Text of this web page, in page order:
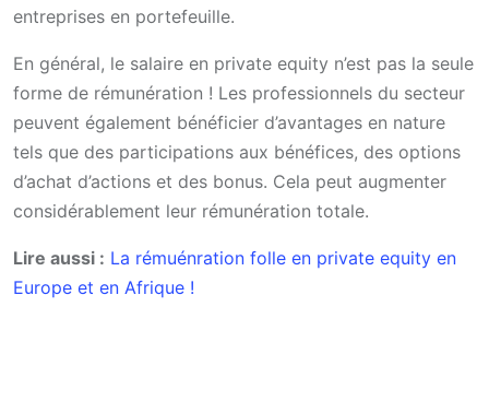
entreprises en portefeuille.
En général, le salaire en private equity n’est pas la seule
forme de rémunération ! Les professionnels du secteur
peuvent également bénéficier d’avantages en nature
tels que des participations aux bénéfices, des options
d’achat d’actions et des bonus. Cela peut augmenter
considérablement leur rémunération totale.
Lire aussi : La rémuénration folle en private equity en
Europe et en Afrique !